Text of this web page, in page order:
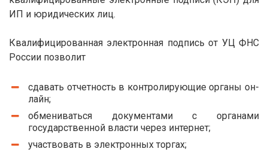
ИП и юридических лиц.
Квалифицированная электронная подпись от УЦ ФНС
России позволит
сдавать отчетность в контролирующие органы он-
лайн;
обмениваться документами с органами
государственной власти через интернет;
участвовать в электронных торгах;